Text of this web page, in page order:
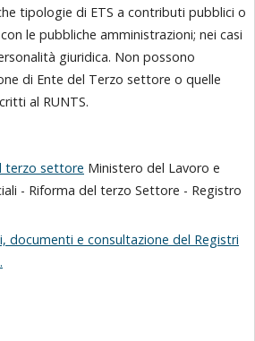
tipologie di ETS a contributi pubblici o
le pubbliche amministrazioni; nei casi
giuridica. Non possono
di Ente del Terzo settore o quelle
al RUNTS.
terzo settore Ministero del Lavoro e
- Riforma del terzo Settore - Registro
documenti e consultazione del Registri